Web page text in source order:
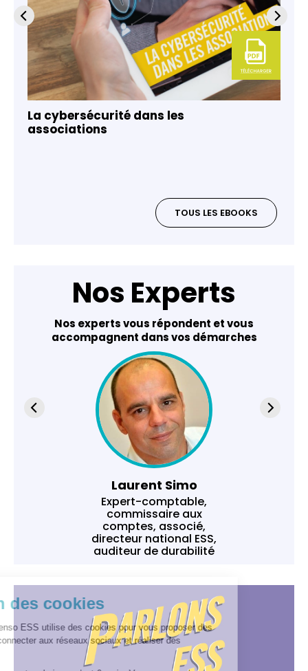
La cybersécurité dans les
associations
TOUS LES EBOOKS
Nos Experts
Nos experts vous répondent et vous
accompagnent dans vos démarches
Laurent Simo
Expert-comptable,
commissaire aux
comptes, associé,
directeur national ESS,
auditeur de durabilité
Gestion des cookies
Ce site In Extenso ESS utilise des
cookies pour vous proposer des vidéos,
vous connecter aux réseaux sociaux et
réaliser des statistiques.